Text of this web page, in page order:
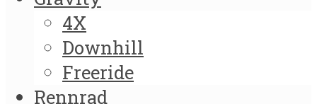
4X
Downhill
Freeride
Rennrad